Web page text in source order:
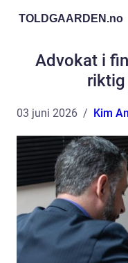
TOLDGAARDEN.no
Advokat i
03 juni 2026 Kim